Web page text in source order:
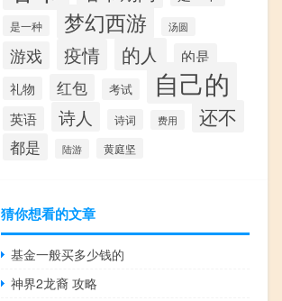
是一种 梦幻西游 汤圆
游戏 疫情 的人 的是
礼物 红包 考试 自己的
英语 诗人 诗词 费用 还不
都是 陆游 黄庭坚
猜你想看的文章
基金一般买多少钱的
神界2龙裔 攻略